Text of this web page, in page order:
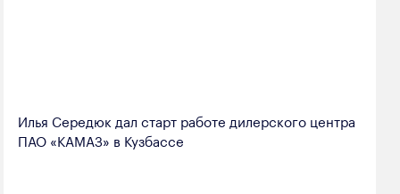
Илья Середюк дал старт работе дилерского центра
ПАО «КАМАЗ» в Кузбассе